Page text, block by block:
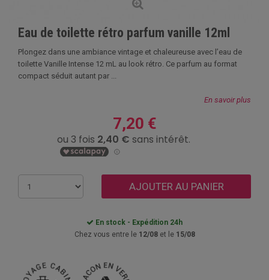
Eau de toilette rétro parfum vanille 12ml
Plongez dans une ambiance vintage et chaleureuse avec l’eau de
toilette Vanille Intense 12 mL au look rétro. Ce parfum au format
compact séduit autant par ...
En savoir plus
7,20 €
AJOUTER AU PANIER
En stock - Expédition 24h
Chez vous entre le 12/08et le 15/08